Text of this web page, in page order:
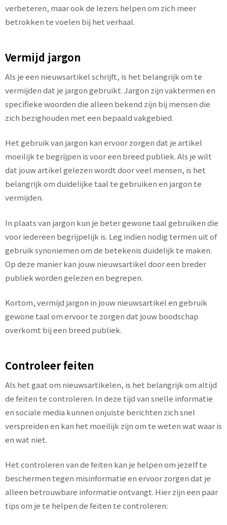
verbeteren, maar ook de lezers helpen om zich meer
betrokken te voelen bij het verhaal.
Vermijd jargon
Als je een nieuwsartikel schrijft, is het belangrijk om te
vermijden dat je jargon gebruikt. Jargon zijn vaktermen en
specifieke woorden die alleen bekend zijn bij mensen die
zich bezighouden met een bepaald vakgebied.
Het gebruik van jargon kan ervoor zorgen dat je artikel
moeilijk te begrijpen is voor een breed publiek. Als je wilt
dat jouw artikel gelezen wordt door veel mensen, is het
belangrijk om duidelijke taal te gebruiken en jargon te
vermijden.
In plaats van jargon kun je beter gewone taal gebruiken die
voor iedereen begrijpelijk is. Leg indien nodig termen uit of
gebruik synoniemen om de betekenis duidelijk te maken.
Op deze manier kan jouw nieuwsartikel door een breder
publiek worden gelezen en begrepen.
Kortom, vermijd jargon in jouw nieuwsartikel en gebruik
gewone taal om ervoor te zorgen dat jouw boodschap
overkomt bij een breed publiek.
Controleer feiten
Als het gaat om nieuwsartikelen, is het belangrijk om altijd
de feiten te controleren. In deze tijd van snelle informatie
en sociale media kunnen onjuiste berichten zich snel
verspreiden en kan het moeilijk zijn om te weten wat waar is
en wat niet.
Het controleren van de feiten kan je helpen om jezelf te
beschermen tegen misinformatie en ervoor zorgen dat je
alleen betrouwbare informatie ontvangt. Hier zijn een paar
tips om je te helpen de feiten te controleren: